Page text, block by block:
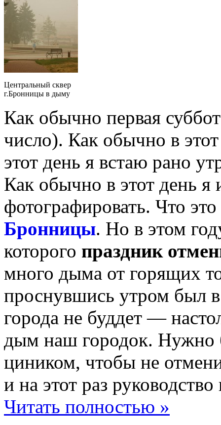
Центральный сквер
г.Бронницы в дыму
Как обычно первая
число). Как обычно в
этот день я встаю рано
Как обычно в этот день я
фотографировать. Что
Бронницы. Но в этом
которого праздник
много дыма от горящих
проснувшись утром был
города не буддет —
дым наш городок. Нужно
циником, чтобы не
и на этот раз
Читать полностью »